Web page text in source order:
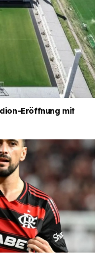
Eröffnung mit